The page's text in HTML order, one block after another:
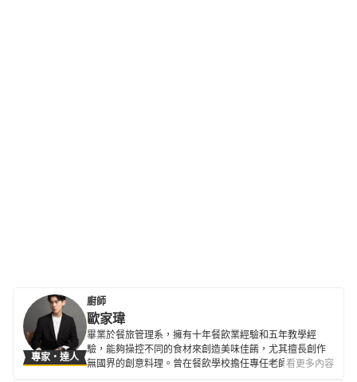
專家・達人
廚師
歐家瑋
畢業於餐旅管理系，擁有十年餐飲業經驗和五年教學經
驗，能夠操控不同的食材來創造美味佳餚，尤其擅長創作
無國界的創意料理。曾在餐飲學校擔任專任老師並出版個
看更多內容